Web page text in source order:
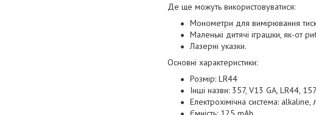
Де ще можуть використовуватися:
Монометри для вимірювання
Маленькі дитячі іграшки, як-от
Лазерні указки.
Основні характеристики:
Розмір: LR44
Інші назви: 357, V13 GA, LR44,
Електрохімічна система: alkaline,